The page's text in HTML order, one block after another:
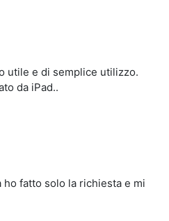
utile e di semplice utilizzo.
da iPad..
fatto solo la richiesta e mi